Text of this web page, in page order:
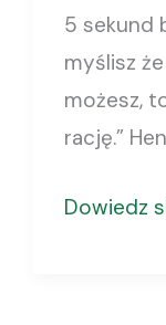
5 sekund
myślisz
możesz,
rację.”
Dowiedz